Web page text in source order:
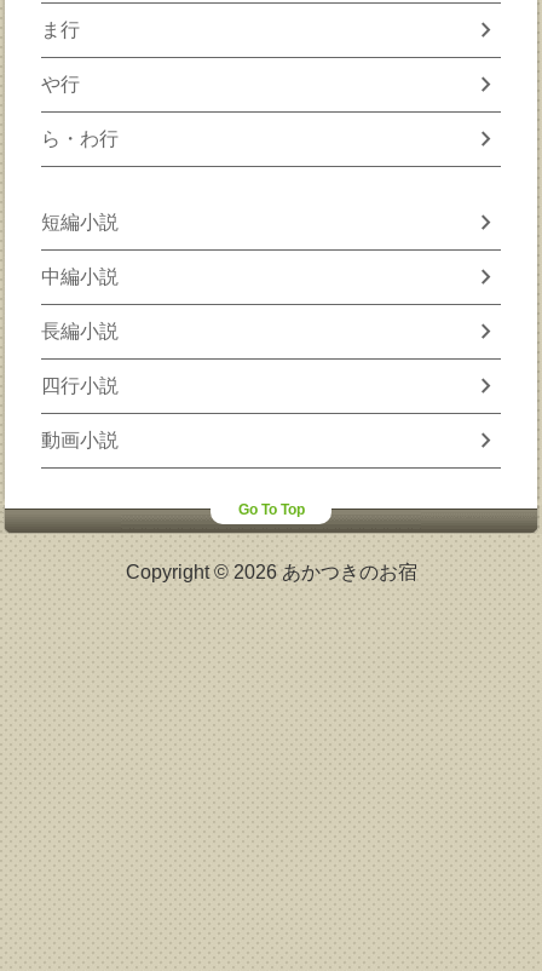
ま行 chevron_right
や行 chevron_right
ら・わ行 chevron_right
短編小説 chevron_right
中編小説 chevron_right
長編小説 chevron_right
四行小説 chevron_right
動画小説 chevron_right
Go To Top
Copyright © 2026 あかつきのお宿